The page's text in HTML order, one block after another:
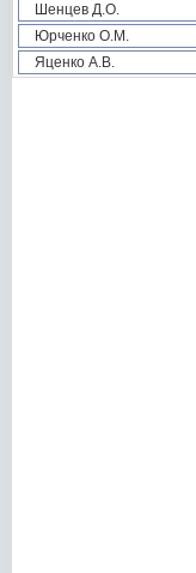
Шенцев Д.О.
Юрченко О.М.
Яценко А.В.